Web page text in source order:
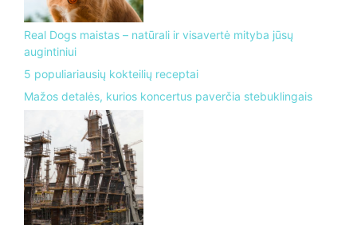
Real Dogs maistas – natūrali ir visavertė mityba jūsų
augintiniui
5 populiariausių kokteilių receptai
Mažos detalės, kurios koncertus paverčia stebuklingais